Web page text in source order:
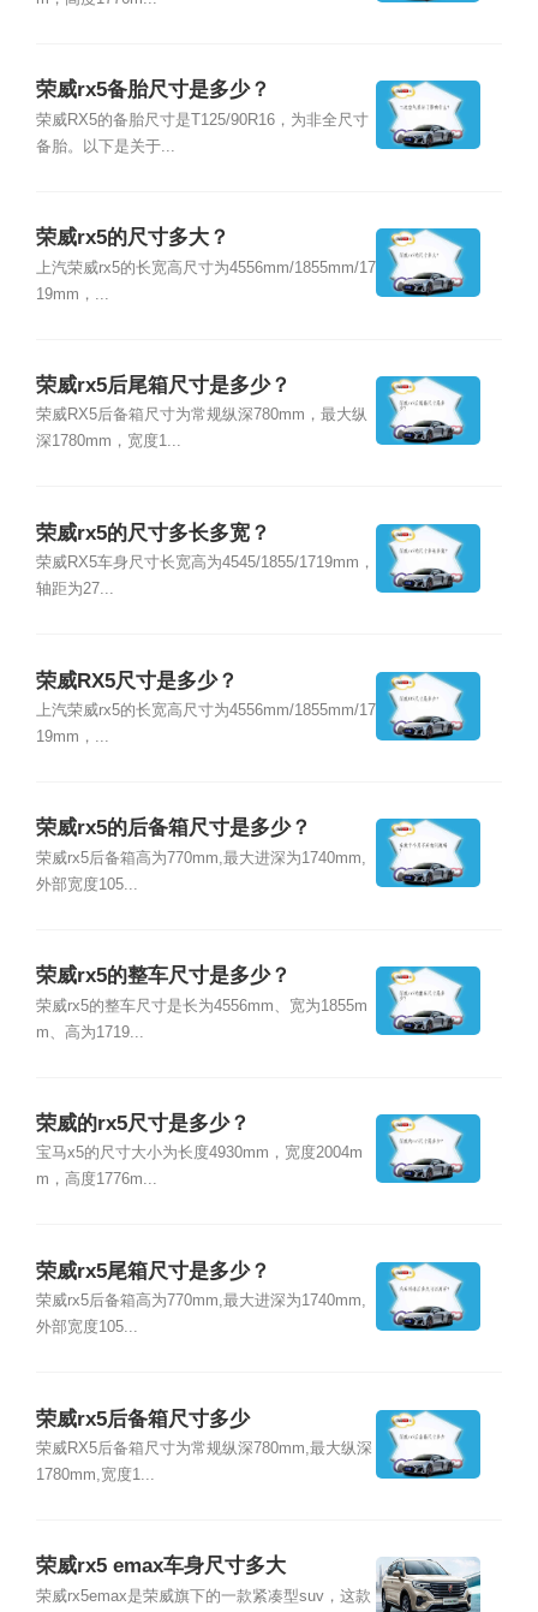
荣威rx5备胎尺寸是多少？
荣威RX5的备胎尺寸是T125/90R16，为非全尺寸
备胎。以下是关于...
荣威rx5的尺寸多大？
上汽荣威rx5的长宽高尺寸为4556mm/1855mm/17
19mm，...
荣威rx5后尾箱尺寸是多少？
荣威RX5后备箱尺寸为常规纵深780mm，最大纵
深1780mm，宽度1...
荣威rx5的尺寸多长多宽？
荣威RX5车身尺寸长宽高为4545/1855/1719mm，
轴距为27...
荣威RX5尺寸是多少？
上汽荣威rx5的长宽高尺寸为4556mm/1855mm/17
19mm，...
荣威rx5的后备箱尺寸是多少？
荣威rx5后备箱高为770mm,最大进深为1740mm,
外部宽度105...
荣威rx5的整车尺寸是多少？
荣威rx5的整车尺寸是长为4556mm、宽为1855m
m、高为1719...
荣威的rx5尺寸是多少？
宝马x5的尺寸大小为长度4930mm，宽度2004m
m，高度1776m...
荣威rx5尾箱尺寸是多少？
荣威rx5后备箱高为770mm,最大进深为1740mm,
外部宽度105...
荣威rx5后备箱尺寸多少
荣威RX5后备箱尺寸为常规纵深780mm,最大纵深
1780mm,宽度1...
荣威rx5 emax车身尺寸多大
荣威rx5emax是荣威旗下的一款紧凑型suv，这款